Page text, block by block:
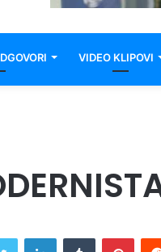
VIDEO KLIPOVI